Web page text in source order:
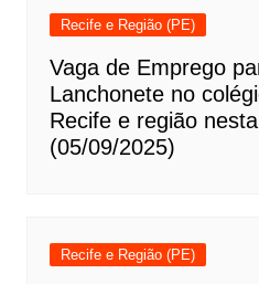
Recife e Região (PE)
Vaga de Emprego
Lanchonete no
Recife e região
(05/09/2025)
Recife e Região (PE)